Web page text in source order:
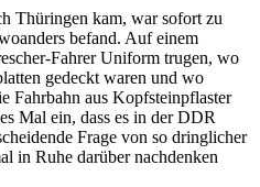
Thüringen kam, war sofort zu
befand. Auf einem
Fahrer Uniform trugen, wo
gedeckt waren und wo
Fahrbahn aus Kopfsteinpflaster
Mal ein, dass es in der DDR
Frage von so dringlicher
in Ruhe darüber nachdenken